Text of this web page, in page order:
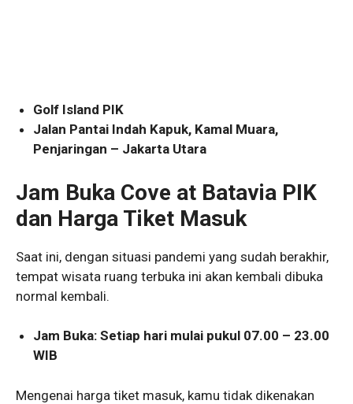
Golf Island PIK
Jalan Pantai Indah Kapuk, Kamal Muara,
Penjaringan – Jakarta Utara
Jam Buka Cove at Batavia PIK
dan Harga Tiket Masuk
Saat ini, dengan situasi pandemi yang sudah berakhir,
tempat wisata ruang terbuka ini akan kembali dibuka
normal kembali.
Jam Buka: Setiap hari mulai pukul 07.00 – 23.00
WIB
Mengenai harga tiket masuk, kamu tidak dikenakan